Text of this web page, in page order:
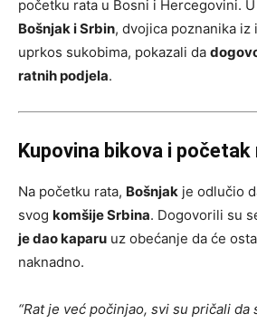
početku rata u Bosni i Hercegovini.
Bošnjak i Srbin, dvojica poznanika iz
uprkos sukobima, pokazali da
ratnih podjela.
Kupovina bikova i početak
Na početku rata, Bošnjak je odlučio
svog komšije Srbina. Dogovorili su
je dao kaparu uz obećanje da će
naknadno.
“Rat je već počinjao, svi su pričali da